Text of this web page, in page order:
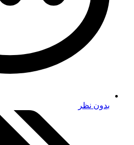
بدون نظر